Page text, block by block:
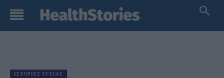
ΙΣΤΟΡΊΕΣ ΥΓΕΊΑΣ